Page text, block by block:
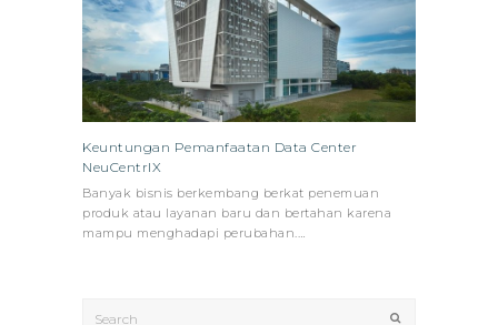
Keuntungan Pemanfaatan Data Center
NeuCentrIX
Banyak bisnis berkembang berkat penemuan
produk atau layanan baru dan bertahan karena
mampu menghadapi perubahan.…